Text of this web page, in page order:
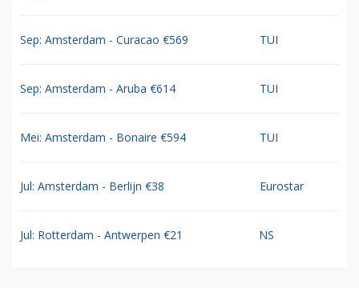
Sep: Amsterdam - Curacao €569 TUI
Sep: Amsterdam - Aruba €614 TUI
Mei: Amsterdam - Bonaire €594 TUI
Jul: Amsterdam - Berlijn €38 Eurostar
Jul: Rotterdam - Antwerpen €21 NS